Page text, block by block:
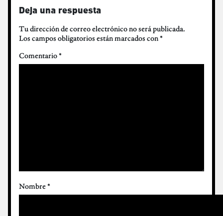
Deja una respuesta
Tu dirección de correo electrónico no será publicada.
Los campos obligatorios están marcados con*
Comentario*
Nombre*